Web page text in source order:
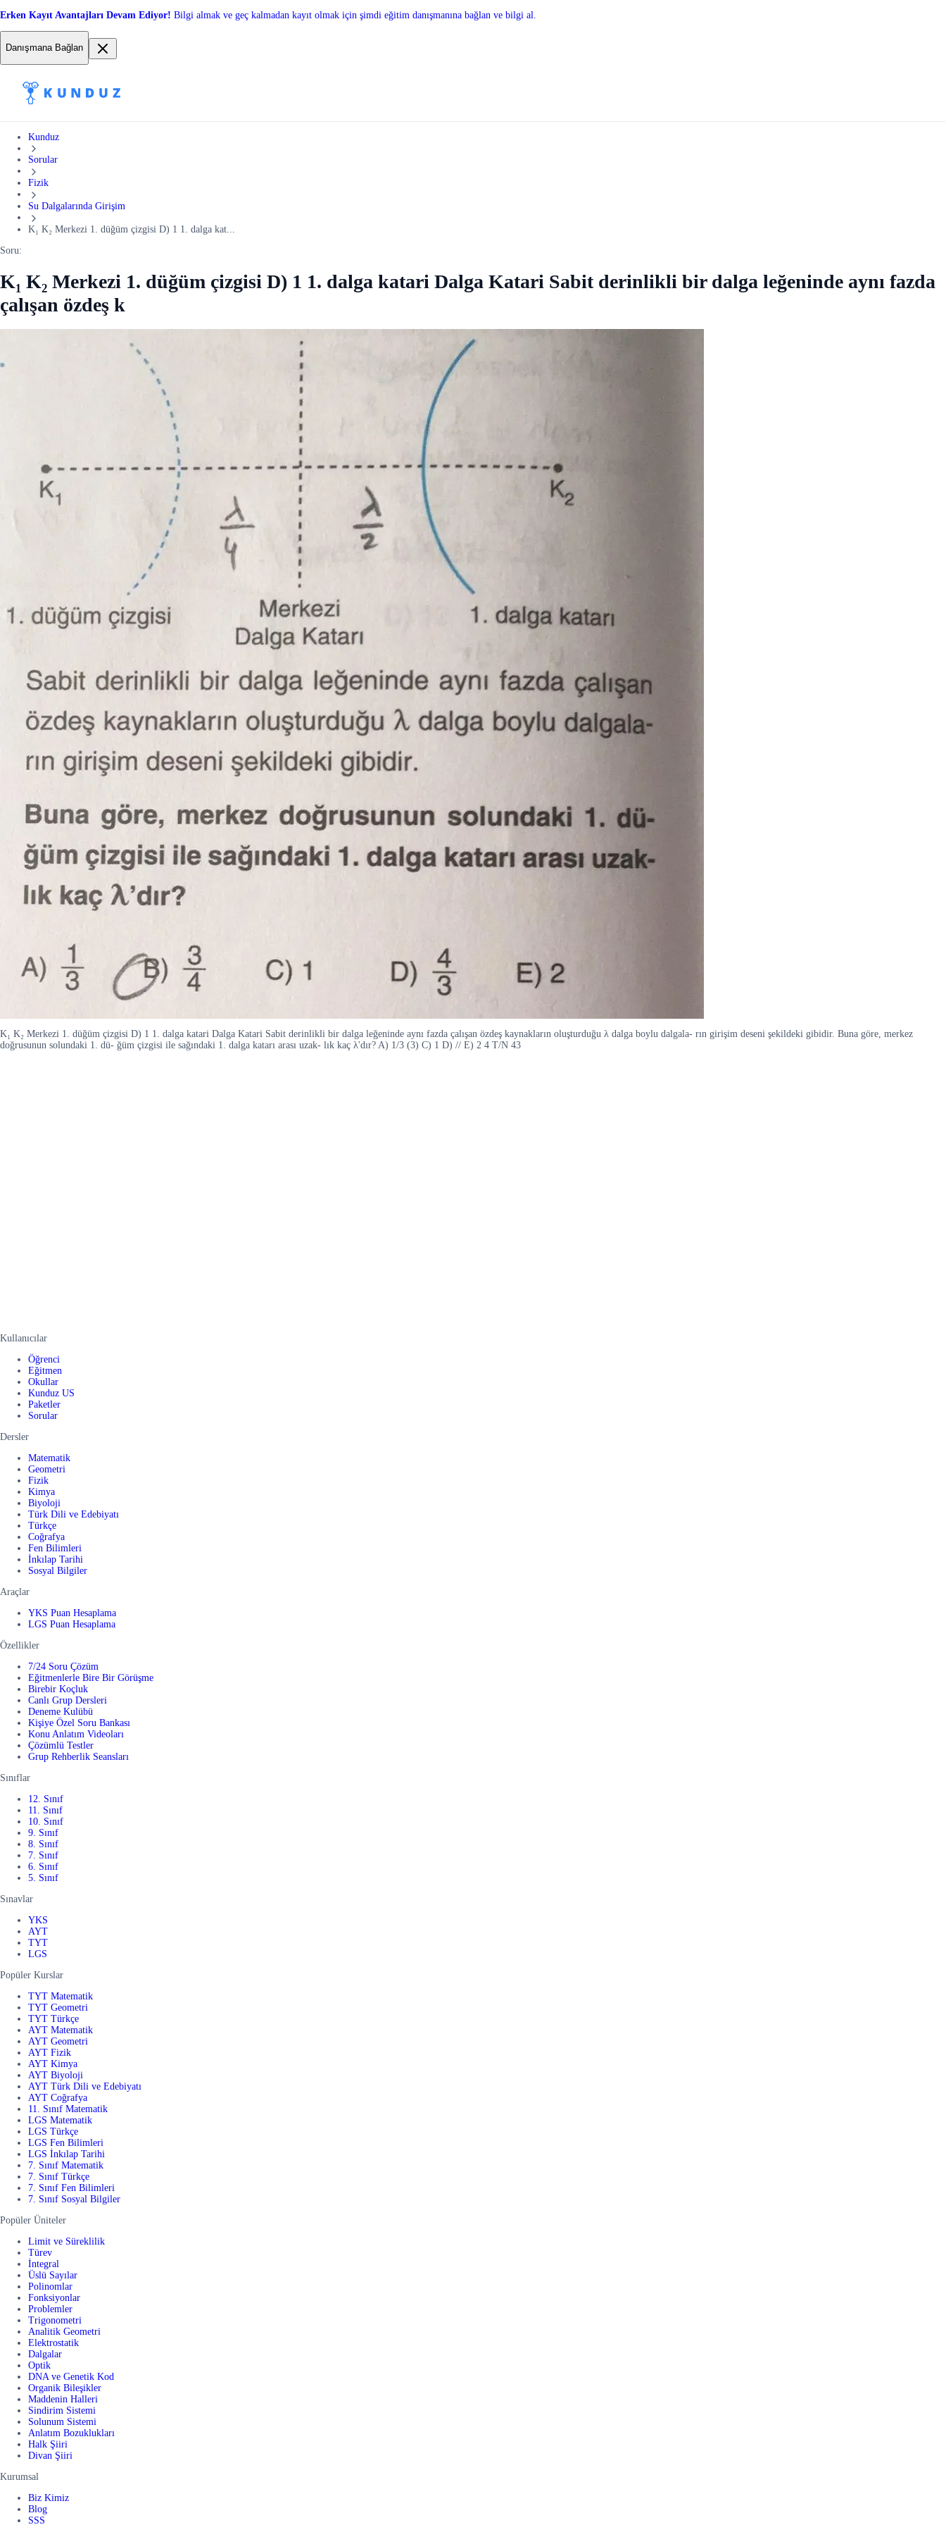
Erken Kayıt Avantajları Devam Ediyor! Bilgi almak ve geç kalmadan kayıt olmak için şimdi eğitim danışmanına bağlan ve bilgi al.
Danışmana Bağlan
Kunduz
Sorular
Fizik
Su Dalgalarında Girişim
K₁ K₂ Merkezi 1. düğüm çizgisi D) 1 1. dalga kat...
Soru:
K₁ K₂ Merkezi 1. düğüm çizgisi D) 1 1. dalga katari Dalga Katari Sabit derinlikli bir dalga leğeninde aynı fazda
çalışan özdeş k
K₁ K₂ Merkezi 1. düğüm çizgisi D) 1 1. dalga katari Dalga Katari Sabit derinlikli bir dalga leğeninde aynı fazda çalışan özdeş kaynakların oluşturduğu λ dalga boylu dalgala- rın girişim deseni şekildeki gibidir. Buna göre, merkez
doğrusunun solundaki 1. dü- ğüm çizgisi ile sağındaki 1. dalga katarı arası uzak- lık kaç λ'dır? A) 1/3 (3) C) 1 D) // E) 2 4 T/N 43
Kullanıcılar
Öğrenci
Eğitmen
Okullar
Kunduz US
Paketler
Sorular
Dersler
Matematik
Geometri
Fizik
Kimya
Biyoloji
Türk Dili ve Edebiyatı
Türkçe
Coğrafya
Fen Bilimleri
İnkılap Tarihi
Sosyal Bilgiler
Araçlar
YKS Puan Hesaplama
LGS Puan Hesaplama
Özellikler
7/24 Soru Çözüm
Eğitmenlerle Bire Bir Görüşme
Birebir Koçluk
Canlı Grup Dersleri
Deneme Kulübü
Kişiye Özel Soru Bankası
Konu Anlatım Videoları
Çözümlü Testler
Grup Rehberlik Seansları
Sınıflar
12. Sınıf
11. Sınıf
10. Sınıf
9. Sınıf
8. Sınıf
7. Sınıf
6. Sınıf
5. Sınıf
Sınavlar
YKS
AYT
TYT
LGS
Popüler Kurslar
TYT Matematik
TYT Geometri
TYT Türkçe
AYT Matematik
AYT Geometri
AYT Fizik
AYT Kimya
AYT Biyoloji
AYT Türk Dili ve Edebiyatı
AYT Coğrafya
11. Sınıf Matematik
LGS Matematik
LGS Türkçe
LGS Fen Bilimleri
LGS İnkılap Tarihi
7. Sınıf Matematik
7. Sınıf Türkçe
7. Sınıf Fen Bilimleri
7. Sınıf Sosyal Bilgiler
Popüler Üniteler
Limit ve Süreklilik
Türev
İntegral
Üslü Sayılar
Polinomlar
Fonksiyonlar
Problemler
Trigonometri
Analitik Geometri
Elektrostatik
Dalgalar
Optik
DNA ve Genetik Kod
Organik Bileşikler
Maddenin Halleri
Sindirim Sistemi
Solunum Sistemi
Anlatım Bozuklukları
Halk Şiiri
Divan Şiiri
Kurumsal
Biz Kimiz
Blog
SSS